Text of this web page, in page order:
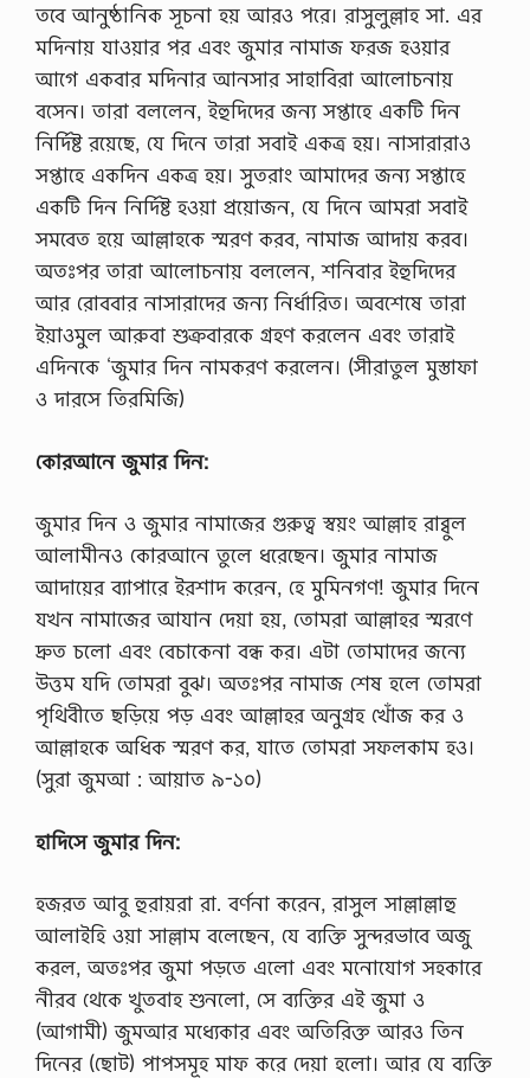
তবে আনুষ্ঠানিক সূচনা হয় আরও পরে। রাসুলুল্লাহ সা. এর
মদিনায় যাওয়ার পর এবং জুমার নামাজ ফরজ হওয়ার
আগে একবার মদিনার আনসার সাহাবিরা আলোচনায়
বসেন। তারা বললেন, ইহুদিদের জন্য সপ্তাহে একটি দিন
নির্দিষ্ট রয়েছে, যে দিনে তারা সবাই একত্র হয়। নাসারারাও
সপ্তাহে একদিন একত্র হয়। সুতরাং আমাদের জন্য সপ্তাহে
একটি দিন নির্দিষ্ট হওয়া প্রয়োজন, যে দিনে আমরা সবাই
সমবেত হয়ে আল্লাহকে স্মরণ করব, নামাজ আদায় করব।
অতঃপর তারা আলোচনায় বললেন, শনিবার ইহুদিদের
আর রোববার নাসারাদের জন্য নির্ধারিত। অবশেষে তারা
ইয়াওমুল আরুবা শুক্রবারকে গ্রহণ করলেন এবং তারাই
এদিনকে ‘জুমার দিন নামকরণ করলেন। (সীরাতুল মুস্তাফা
ও দারসে তিরমিজি)
কোরআনেজুমারদিন:
জুমার দিন ও জুমার নামাজের গুরুত্ব স্বয়ং আল্লাহ রাব্বুল
আলামীনও কোরআনে তুলে ধরেছেন। জুমার নামাজ
আদায়ের ব্যাপারে ইরশাদ করেন, হে মুমিনগণ! জুমার দিনে
যখন নামাজের আযান দেয়া হয়, তোমরা আল্লাহর স্মরণে
দ্রুত চলো এবং বেচাকেনা বন্ধ কর। এটা তোমাদের জন্যে
উত্তম যদি তোমরা বুঝ। অতঃপর নামাজ শেষ হলে তোমরা
পৃথিবীতে ছড়িয়ে পড় এবং আল্লাহর অনুগ্রহ খোঁজ কর ও
আল্লাহকে অধিক স্মরণ কর, যাতে তোমরা সফলকাম হও।
(সুরা জুমআ : আয়াত ৯-১০)
হাদিসেজুমারদিন:
হজরত আবু হুরায়রা রা. বর্ণনা করেন, রাসুল সাল্লাল্লাহু
আলাইহি ওয়া সাল্লাম বলেছেন, যে ব্যক্তি সুন্দরভাবে অজু
করল, অতঃপর জুমা পড়তে এলো এবং মনোযোগ সহকারে
নীরব থেকে খুতবাহ শুনলো, সে ব্যক্তির এই জুমা ও
(আগামী) জুমআর মধ্যেকার এবং অতিরিক্ত আরও তিন
দিনের (ছোট) পাপসমূহ মাফ করে দেয়া হলো। আর যে ব্যক্তি